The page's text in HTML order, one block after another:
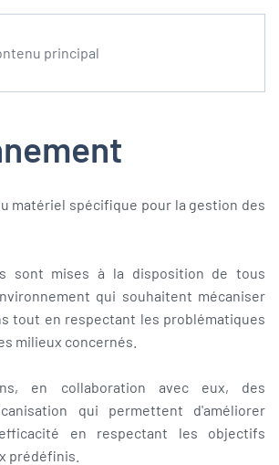
principal
matériel spécifique pour la gestion des
sont mises à la disposition de tous
qui souhaitent mécaniser
tout en respectant les problématiques
milieux concernés.
en collaboration avec eux, des
qui permettent d'améliorer
en respectant les objectifs
prédéfinis.